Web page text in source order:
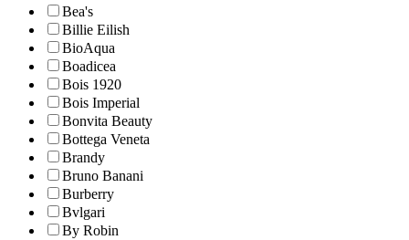
Bea's
Billie Eilish
BioAqua
Boadicea
Bois 1920
Bois Imperial
Bonvita Beauty
Bottega Veneta
Brandy
Bruno Banani
Burberry
Bvlgari
By Robin